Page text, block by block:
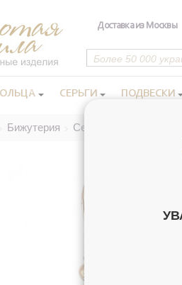
Доставка из Москвы
СЕРЬГИ ПОДВЕСКИ
Бижутерия Серьги бижутерия